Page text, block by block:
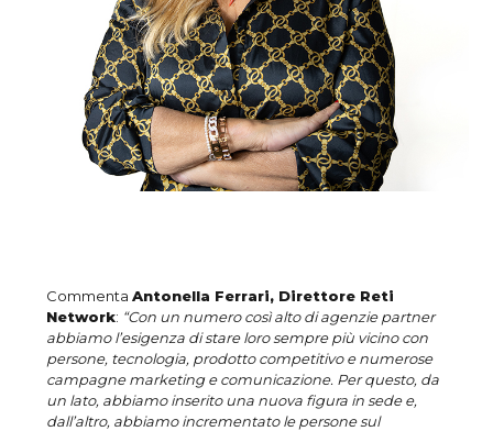
CommentaAntonella Ferrari, Direttore Reti
Network: “Con un numero così alto di agenzie partner
abbiamo l’esigenza di stare loro sempre più vicino con
persone, tecnologia, prodotto competitivo e numerose
campagne marketing e comunicazione. Per questo, da
un lato, abbiamo inserito una nuova figura in sede e,
dall’altro, abbiamo incrementato le persone sul